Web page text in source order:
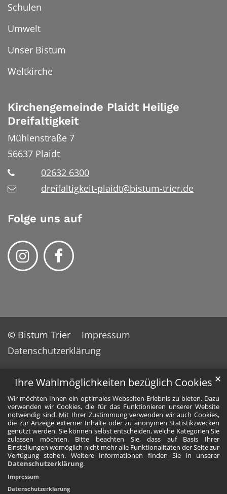
Ihre Wahlmöglichkeiten bezüglich Cookies
Wir möchten Ihnen ein optimales Webseiten-Erlebnis zu bieten. Dazu
verwenden wir Cookies, die für das Funktionieren unserer Website
notwendig sind. Mit Ihrer Zustimmung verwenden wir auch Cookies,
die zur Anzeige externer Inhalte oder zu anonymen Statistikzwecken
genutzt werden. Sie können selbst entscheiden, welche Kategorien Sie
zulassen möchten. Bitte beachten Sie, dass auf Basis Ihrer
Einstellungen womöglich nicht mehr alle Funktionalitäten der Seite zur
Verfügung stehen. Weitere Informationen finden Sie in unserer
Datenschutzerklärung.
✕
Impressum
Datenschutzerklärung
Schulen
Umwelt
Unser Bistum
Weltkirche
Kirchengemeinde Plaidt Heilige
Dreifaltigkeit
Mühlenstraße 7
56637 Plaidt
02632 6300
dreifaltigkeit-plaidt@bistum-trier.de
Folge uns auf
© Bistum Trier
Impressum
Datenschutzerklärung